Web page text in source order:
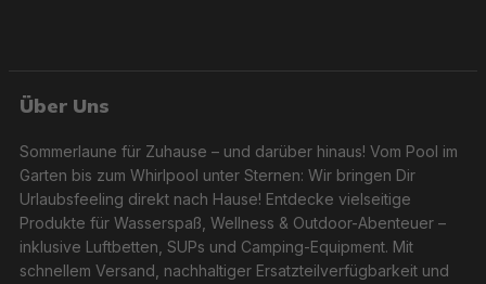
Über Uns
Sommerlaune für Zuhause – und darüber hinaus! Vom Pool im
Garten bis zum Whirlpool unter Sternen: Wir bringen Dir
Urlaubsfeeling direkt nach Hause! Entdecke vielseitige
Produkte für Wasserspaß, Wellness & Outdoor-Abenteuer –
inklusive Luftbetten, SUPs und Camping-Equipment. Mit
schnellem Versand, nachhaltiger Ersatzteilverfügbarkeit und